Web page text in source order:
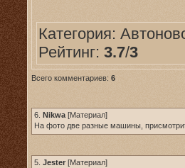
Категория:
Рейтинг: 3.7/3
Всего комментариев: 6
6. Nikwa [Материал]
На фото две разные машины,
5. Jester [Материал]